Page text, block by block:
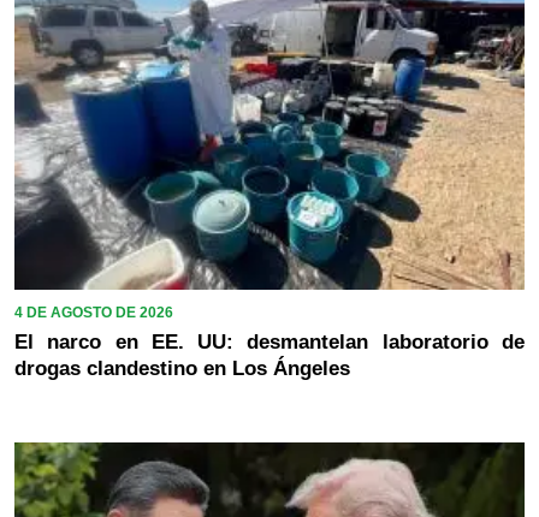
4 DE AGOSTO DE 2026
El narco en EE. UU: desmantelan laboratorio de
drogas clandestino en Los Ángeles